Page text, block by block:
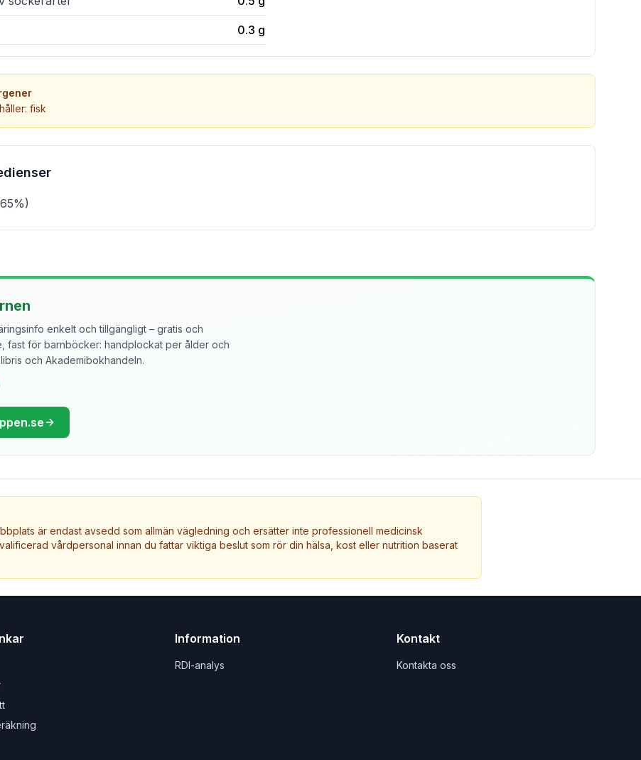
0.3 g
fisk
enkelt och tillgängligt – gratis och
fast för barnböcker: handplockat per ålder och
och Akademibokhandeln.
är endast avsedd som allmän vägledning och ersätter inte professionell medicinsk
vårdpersonal innan du fattar viktiga beslut som rör din hälsa, kost eller nutrition baserat
Information
RDI-analys
Kontakt
Kontakta oss